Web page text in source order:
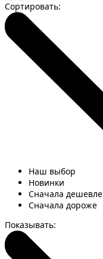
Сортировать:
Наш выбор
Новинки
Сначала дешевле
Сначала дороже
Показывать: